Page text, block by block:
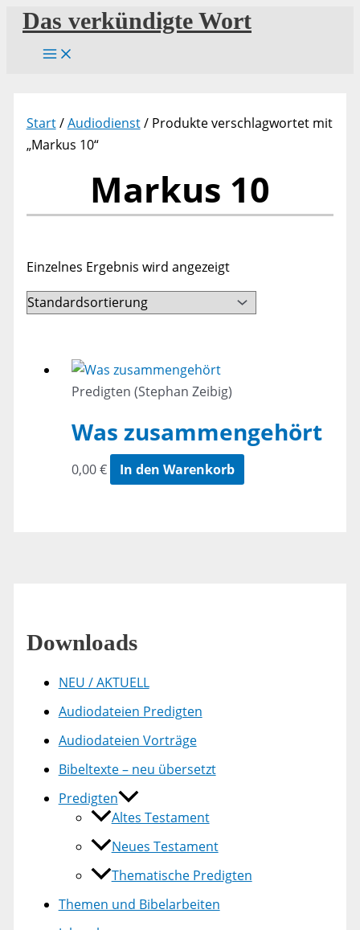
Zum
Inhalt
springen
Das verkündigte Wort
Start/Audiodienst/ Produkte verschlagwortet mit
„Markus 10“
Markus 10
Einzelnes Ergebnis wird angezeigt
Predigten (Stephan Zeibig)
Was zusammengehört
0,00€ In den Warenkorb
Downloads
NEU / AKTUELL
Audiodateien Predigten
Audiodateien Vorträge
Bibeltexte – neu übersetzt
Predigten
Altes Testament
Neues Testament
Thematische Predigten
Themen und Bibelarbeiten